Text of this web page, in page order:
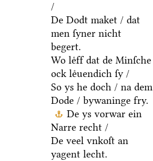
/
De Dodt maket / dat
men ſyner nicht
begert.
Wo leͤff dat de Minſche
ock leͤuendich ſy /
So ys he doch / na dem
Dode / bywaninge fry.
De ys vorwar ein
Narre recht /
De veel vnkoſt an
yagent lecht.